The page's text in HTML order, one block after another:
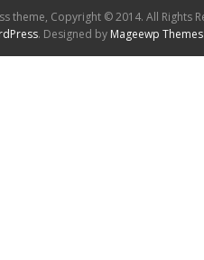
theme, Copyright © 2014. All Rights
. Designed by Mageewp Themes